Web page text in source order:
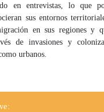
en entrevistas, lo que
sus entornos
en sus regiones y
de invasiones y
urbanos.